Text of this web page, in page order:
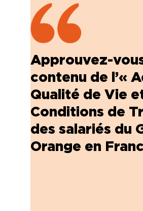
Approuvez-
contenu de l’«
Qualité de Vie
Conditions de
des salariés du
Orange en